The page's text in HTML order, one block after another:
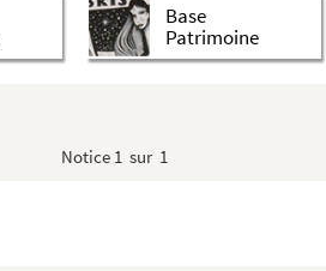
Base
Patrimoine
Notice 1 sur 1